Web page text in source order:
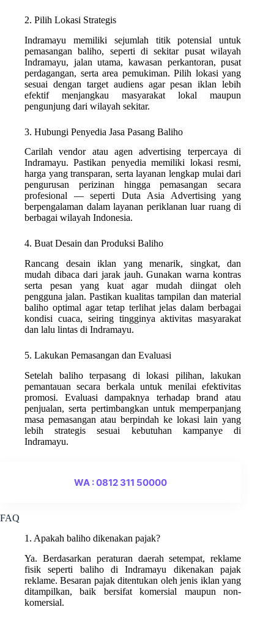
2. Pilih Lokasi Strategis
Indramayu memiliki sejumlah titik potensial untuk
pemasangan baliho, seperti di sekitar pusat wilayah
Indramayu, jalan utama, kawasan perkantoran, pusat
perdagangan, serta area pemukiman. Pilih lokasi yang
sesuai dengan target audiens agar pesan iklan lebih
efektif menjangkau masyarakat lokal maupun
pengunjung dari wilayah sekitar.
3. Hubungi Penyedia Jasa Pasang Baliho
Carilah vendor atau agen advertising terpercaya di
Indramayu. Pastikan penyedia memiliki lokasi resmi,
harga yang transparan, serta layanan lengkap mulai dari
pengurusan perizinan hingga pemasangan secara
profesional — seperti Duta Asia Advertising yang
berpengalaman dalam layanan periklanan luar ruang di
berbagai wilayah Indonesia.
4. Buat Desain dan Produksi Baliho
Rancang desain iklan yang menarik, singkat, dan
mudah dibaca dari jarak jauh. Gunakan warna kontras
serta pesan yang kuat agar mudah diingat oleh
pengguna jalan. Pastikan kualitas tampilan dan material
baliho optimal agar tetap terlihat jelas dalam berbagai
kondisi cuaca, seiring tingginya aktivitas masyarakat
dan lalu lintas di Indramayu.
5. Lakukan Pemasangan dan Evaluasi
Setelah baliho terpasang di lokasi pilihan, lakukan
pemantauan secara berkala untuk menilai efektivitas
promosi. Evaluasi dampaknya terhadap brand atau
penjualan, serta pertimbangkan untuk memperpanjang
masa pemasangan atau berpindah ke lokasi lain yang
lebih strategis sesuai kebutuhan kampanye di
Indramayu.
WA : 0812 311 50000
FAQ
1. Apakah baliho dikenakan pajak?
Ya. Berdasarkan peraturan daerah setempat, reklame
fisik seperti baliho di Indramayu dikenakan pajak
reklame. Besaran pajak ditentukan oleh jenis iklan yang
ditampilkan, baik bersifat komersial maupun non-
komersial.